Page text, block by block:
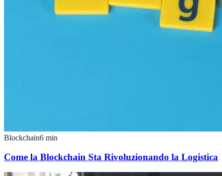
Blockchain6 min
Come la Blockchain Sta Rivoluzionando la Logistica